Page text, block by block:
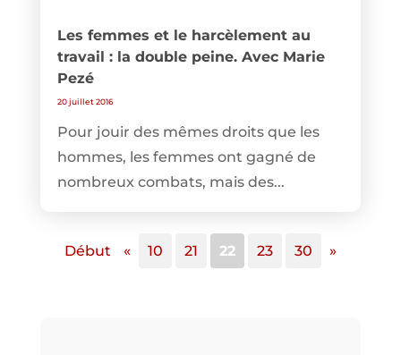
Les femmes et le harcèlement au
travail : la double peine. Avec Marie
Pezé
20 juillet 2016
Pour jouir des mêmes droits que les
hommes, les femmes ont gagné de
nombreux combats, mais des...
Début « 10 21 22 23 30 »